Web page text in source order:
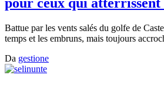
Battue par les vents salés du golfe de
temps et les embruns, mais toujours
Da gestione